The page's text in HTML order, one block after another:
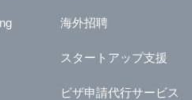
海外招聘
スタートアップ支援
ビザ申請代行サービス